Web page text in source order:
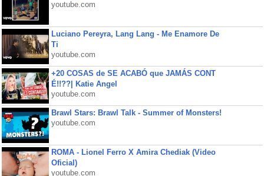
youtube.com
Luciano Pereyra, Lang Lang - Me Enamore De
Ti
youtube.com
+20 COSAS de SE ACABÓ que JAMÁS CONT
É!!??| Katie Angel
youtube.com
Brawl Stars: Brawl Talk - Summer of Monsters!
youtube.com
ROMA - Lionel Ferro X Amira Chediak (Video
Oficial)
youtube.com